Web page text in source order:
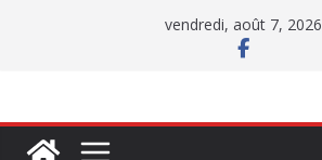
vendredi, août 7, 2026